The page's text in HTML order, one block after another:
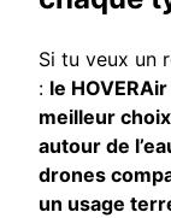
Si tu veux un
: le
meilleur
autour de
drones
un usage